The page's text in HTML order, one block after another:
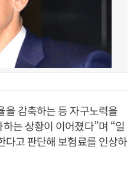
을 감축하는 등 자구노력을
는 상황이 이어졌다”며 “일
다고 판단해 보험료를 인상하